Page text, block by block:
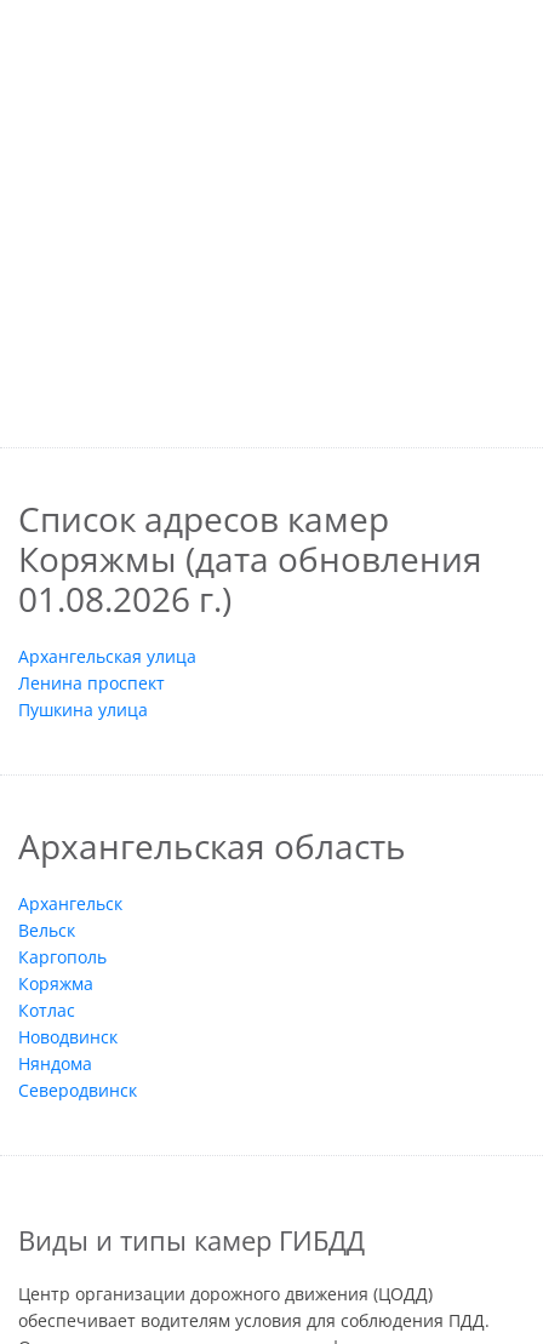
Список адресов камер
Коряжмы (дата обновления
01.08.2026 г.)
Архангельская улица
Ленина проспект
Пушкина улица
Архангельская область
Архангельск
Вельск
Каргополь
Коряжма
Котлас
Новодвинск
Няндома
Северодвинск
Виды и типы камер ГИБДД
Центр организации дорожного движения (ЦОДД)
обеспечивает водителям условия для соблюдения ПДД.